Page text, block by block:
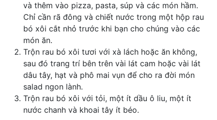
và thêm vào pizza, pasta, súp và các món hầm.
Chỉ cần rã đông và chiết nước trong một hộp rau
bó xôi cắt nhỏ trước khi bạn cho chúng vào các
món ăn.
Trộn rau bó xôi tươi với xà lách hoặc ăn không,
sau đó trang trí bên trên vài lát cam hoặc vài lát
dâu tây, hạt và phô mai vụn để cho ra đời món
salad ngon lành.
Trộn rau bó xôi với tỏi, một ít dầu ô liu, một ít
nước chanh và khoai tây ít béo.